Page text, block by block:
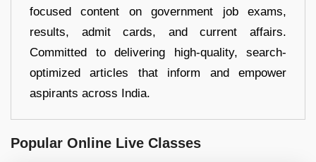
focused content on government job exams,
results, admit cards, and current affairs.
Committed to delivering high-quality, search-
optimized articles that inform and empower
aspirants across India.
Popular Online Live Classes